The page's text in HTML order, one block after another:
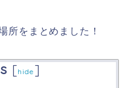
所をまとめました！
[hide ]